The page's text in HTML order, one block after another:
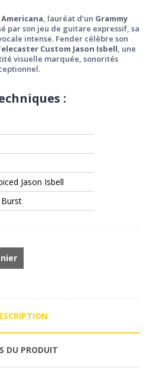
Americana, lauréat d’un Grammy
par son jeu de guitare expressif, sa
intense. Fender célèbre son
Custom Jason Isbell, une
visuelle marquée, sonorités
:
Jason Isbell
DU PRODUIT